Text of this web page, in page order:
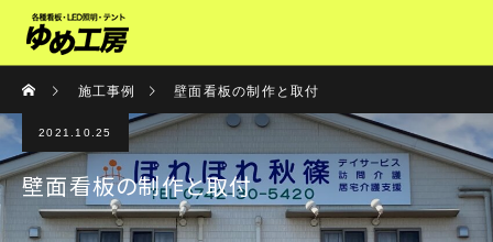
施工事例 壁面看板の制作と取付
2021.10.25
壁面看板の制作と取付